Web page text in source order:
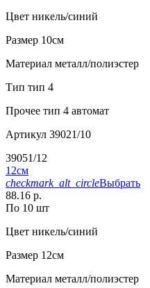
Цвет никель/синий
Размер 10см
Материал металл/полиэстер
Тип тип 4
Прочее тип 4 автомат
Артикул 39021/10
39051/12
12см
checkmark_alt_circleВыбрать
88.16 р.
По 10 шт
Цвет никель/синий
Размер 12см
Материал металл/полиэстер